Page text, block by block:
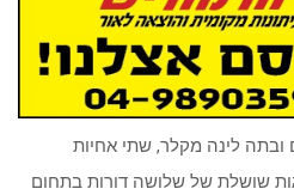
ובתה לינה מקלר, שתי אחיות
שושלת של שלושה דורות בתחום